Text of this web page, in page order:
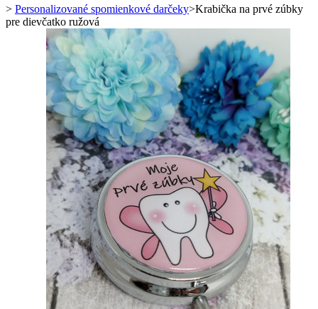
> Personalizované spomienkové darčeky>Krabička na prvé zúbky
pre dievčatko ružová